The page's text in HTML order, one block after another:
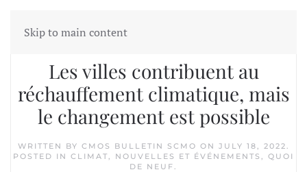
Skip to main content
Les villes contribuent au
réchauffement climatique, mais
le changement est possible
WRITTEN BY CMOS BULLETIN SCMO ON JULY 18, 2022.
POSTED IN CLIMAT, NOUVELLES ET ÉVÉNEMENTS , QUOI
DE NEUF.